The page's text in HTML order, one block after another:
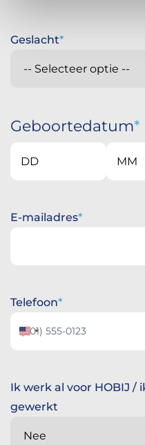
Geslacht
Geboortedatum
E-mailadres
Telefoon
Verenigde
Ik werk al voor HOBIJ /
gewerkt